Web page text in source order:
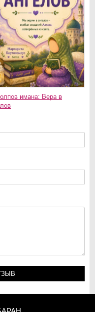
имана: Вера в